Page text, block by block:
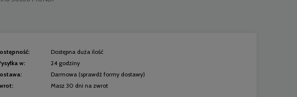
Dostępna duża ilość
w:
24 godziny
Darmowa (sprawdź formy dostawy)
Masz 30 dni na zwrot